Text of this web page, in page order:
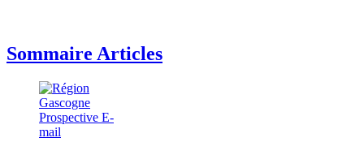
Sommaire Articles